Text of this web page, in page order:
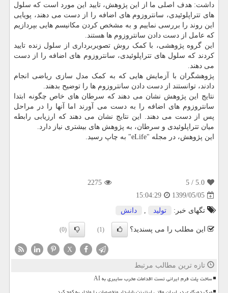
داشت: هدف اصلی ما از این پژوهش، تایید این مورد است که سلول
های تتراپلوئیدی، سانتروزوم های اضافه را از دست می دهند، پویایی
این روند را بررسی نماییم و به مشخص کردن مکانیسم هایی بپردازیم
که عامل از دست دادن سانتروزوم ها هستند.
این گروه پژوهشی، با کمک روش تصویربرداری از سلول زنده تایید
کردند که سلول های تتراپلوئیدی، سانتروزوم های اضافه را از دست
می دهند.
پژوهشگران با آزمایش هایی که به کمک مدل سازی ریاضی انجام
دادند، توانستند از دست دادن سانتروزوم ها را توضیح بدهند.
نتایج این پژوهش نشان می دهند که سرطان های خاص چگونه ابتدا
سانتروزوم های اضافه را به دست می آورند اما آنها را در مراحل
پس از دست می دهند. این نتایج نشان می دهند که ارزیابی رابطه
میان تتراپلوئیدی و سرطان، به پژوهش های بیشتری نیاز دارد.
این پژوهش، در مجله "eLife" به چاپ رسید.
5.0
/ 5
2275
1399/05/05
15:04:29
تگهای خبر:
تولید , دانش
این مطلب را می پسندید؟ (1)
(0)
X
تازه ترین مطالب مرتبط
ساخت پلت فرم ایرانی تست اقدامات مخرب سایبری به AI